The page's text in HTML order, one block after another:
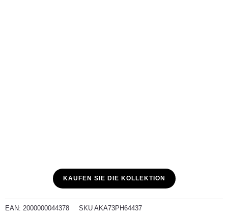
KAUFEN SIE DIE KOLLEKTION
EAN: 2000000044378 SKU AKA73PH64437